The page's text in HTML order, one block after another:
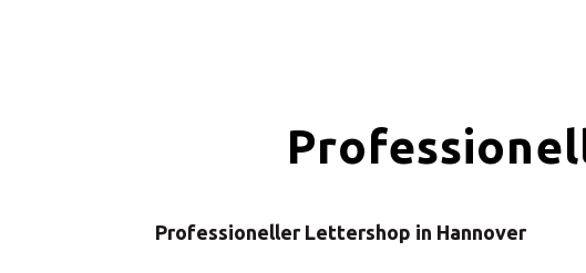
Professioneller Lettershop in Hannover